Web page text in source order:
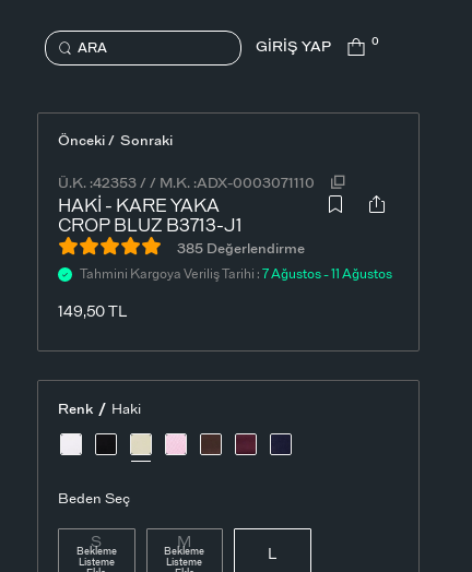
ARA GİRİŞ YAP 0
Önceki / Sonraki
Ü.K. :42353 // M.K. :ADX-0003071110
HAKI - KARE YAKA
CROP BLUZ B3713-J1
385 Değerlendirme
Tahmini Kargoya Veriliş Tarihi :7 Ağustos - 11 Ağustos
149,50TL
Renk / Haki
Beden Seç
S
Bekleme
Listeme
M
Bekleme
Listeme
L